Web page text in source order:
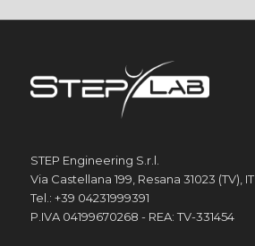
STEP Engineering S.r.l.
Via Castellana 199, Resana 31023 (TV), IT
Tel.: +39 04231999391
P.IVA 04199670268 - REA: TV-331454